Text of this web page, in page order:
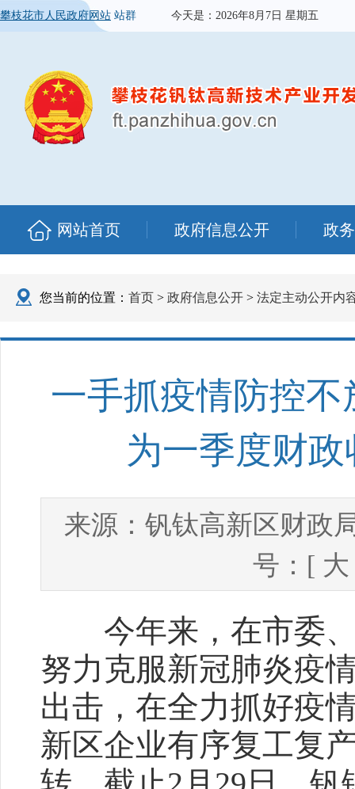
攀枝花市人民政府网站 站群 今天是： 2026年8月7日 星期五
网站首页 政府信息公开 政
您当前的位置： 首页 > 政府信息公开 > 法定主动公开内
一手抓疫情防控
为一季度财
来源： 钒钛高新区财政
号：[ 大
今年来，在市委、
努力克服新冠肺炎疫
出击，在全力抓好疫
新区企业有序复工复